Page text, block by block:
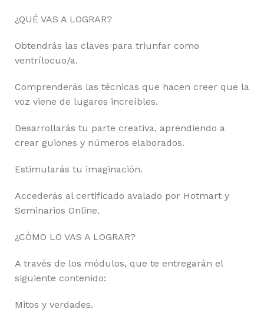
¿QUÉ VAS A LOGRAR?
Obtendrás las claves para triunfar como
ventrílocuo/a.
Comprenderás las técnicas que hacen creer que la
voz viene de lugares increíbles.
Desarrollarás tu parte creativa, aprendiendo a
crear guiones y números elaborados.
Estimularás tu imaginación.
Accederás al certificado avalado por Hotmart y
Seminarios Online.
¿CÓMO LO VAS A LOGRAR?
A través de los módulos, que te entregarán el
siguiente contenido:
Mitos y verdades.